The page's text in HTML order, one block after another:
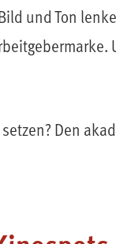
und Ton
Den